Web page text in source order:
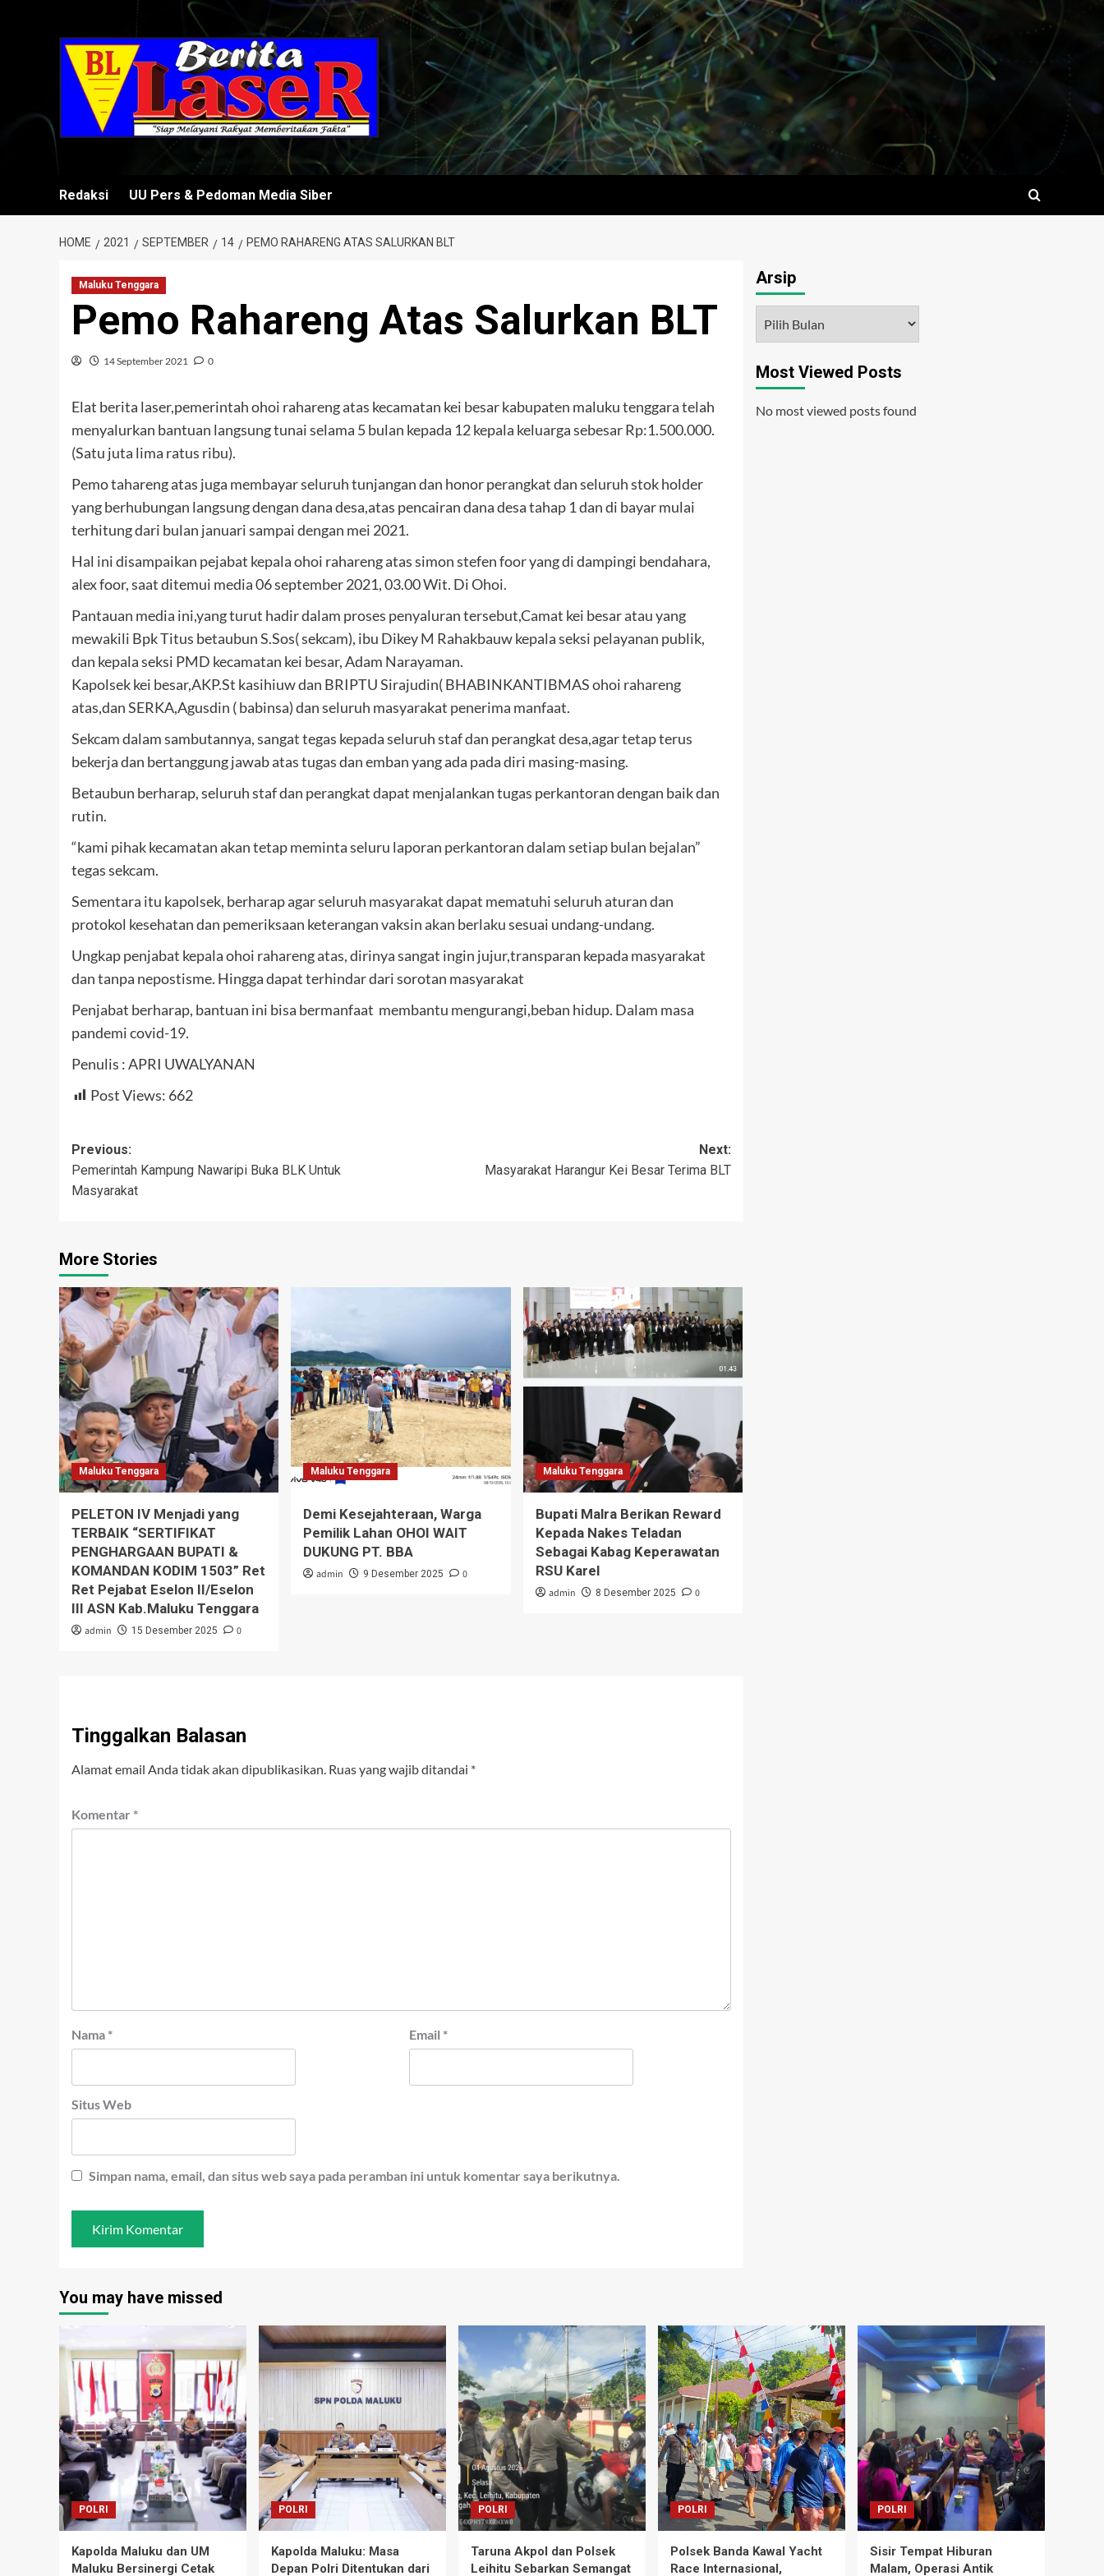
Redaksi UU Pers & Pedoman Media Siber
HOME 2021 SEPTEMBER 14 PEMO RAHARENG ATAS SALURKAN BLT
Maluku Tenggara
Pemo Rahareng Atas Salurkan BLT
14 September 2021 0
Elat berita laser,pemerintah ohoi rahareng atas kecamatan kei besar kabupaten maluku tenggara telah
menyalurkan bantuan langsung tunai selama 5 bulan kepada 12 kepala keluarga sebesar Rp:1.500.000.
(Satu juta lima ratus ribu).
Pemo tahareng atas juga membayar seluruh tunjangan dan honor perangkat dan seluruh stok holder
yang berhubungan langsung dengan dana desa,atas pencairan dana desa tahap 1 dan di bayar mulai
terhitung dari bulan januari sampai dengan mei 2021.
Hal ini disampaikan pejabat kepala ohoi rahareng atas simon stefen foor yang di dampingi bendahara,
alex foor, saat ditemui media 06 september 2021, 03.00 Wit. Di Ohoi.
Pantauan media ini,yang turut hadir dalam proses penyaluran tersebut,Camat kei besar atau yang
mewakili Bpk Titus betaubun S.Sos( sekcam), ibu Dikey M Rahakbauw kepala seksi pelayanan publik,
dan kepala seksi PMD kecamatan kei besar, Adam Narayaman.
Kapolsek kei besar,AKP.St kasihiuw dan BRIPTU Sirajudin( BHABINKANTIBMAS ohoi rahareng
atas,dan SERKA,Agusdin ( babinsa) dan seluruh masyarakat penerima manfaat.
Sekcam dalam sambutannya, sangat tegas kepada seluruh staf dan perangkat desa,agar tetap terus
bekerja dan bertanggung jawab atas tugas dan emban yang ada pada diri masing-masing.
Betaubun berharap, seluruh staf dan perangkat dapat menjalankan tugas perkantoran dengan baik dan
rutin.
“kami pihak kecamatan akan tetap meminta seluru laporan perkantoran dalam setiap bulan bejalan”
tegas sekcam.
Sementara itu kapolsek, berharap agar seluruh masyarakat dapat mematuhi seluruh aturan dan
protokol kesehatan dan pemeriksaan keterangan vaksin akan berlaku sesuai undang-undang.
Ungkap penjabat kepala ohoi rahareng atas, dirinya sangat ingin jujur,transparan kepada masyarakat
dan tanpa nepostisme. Hingga dapat terhindar dari sorotan masyarakat
Penjabat berharap, bantuan ini bisa bermanfaat membantu mengurangi,beban hidup. Dalam masa
pandemi covid-19.
Penulis : APRI UWALYANAN
Post Views: 662
Post
navigation
Previous:
Pemerintah Kampung Nawaripi Buka BLK Untuk
Masyarakat
Next:
Masyarakat Harangur Kei Besar Terima BLT
More Stories
Maluku Tenggara
PELETON IV Menjadi yang
TERBAIK “SERTIFIKAT
PENGHARGAAN BUPATI &
KOMANDAN KODIM 1503” Ret
Ret Pejabat Eselon II/Eselon
III ASN Kab.Maluku Tenggara
admin 15 Desember 2025 0
Maluku Tenggara
Demi Kesejahteraan, Warga
Pemilik Lahan OHOI WAIT
DUKUNG PT. BBA
admin 9 Desember 2025 0
Maluku Tenggara
Bupati Malra Berikan Reward
Kepada Nakes Teladan
Sebagai Kabag Keperawatan
RSU Karel
admin 8 Desember 2025 0
Tinggalkan Balasan
Alamat email Anda tidak akan dipublikasikan. Ruas yang wajib ditandai *
Komentar *
Nama * Email *
Situs Web
Simpan nama, email, dan situs web saya pada peramban ini untuk komentar saya berikutnya.
Arsip
Most Viewed Posts
No most viewed posts found
You may have missed
POLRI
Kapolda Maluku dan UM
Maluku Bersinergi Cetak
POLRI
Kapolda Maluku: Masa
Depan Polri Ditentukan dari
POLRI
Taruna Akpol dan Polsek
Leihitu Sebarkan Semangat
POLRI
Polsek Banda Kawal Yacht
Race Internasional,
POLRI
Sisir Tempat Hiburan
Malam, Operasi Antik